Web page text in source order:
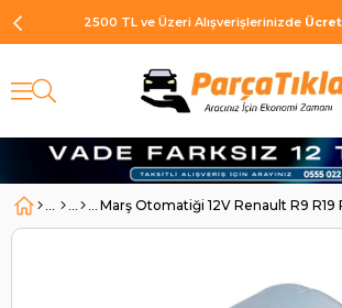
2500 TL ve Üzeri Alışverişlerinizde
Marş Otomatiği 12V Renault R9 R19